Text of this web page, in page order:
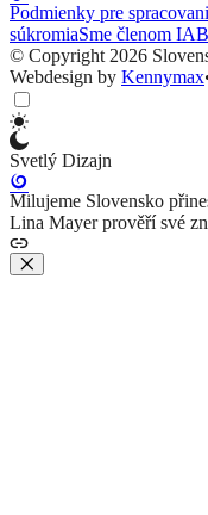
Podmienky pre
súkromiaSme členom
© Copyright 2026
Webdesign by Kennymax
Svetlý Dizajn
Milujeme Slovensko
Lina Mayer prověří své